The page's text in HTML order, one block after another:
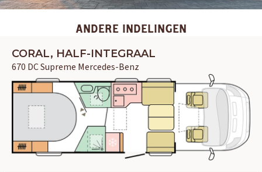
ANDERE INDELINGEN
CORAL, HALF-INTEGRAAL
670 DC Supreme Mercedes-Benz